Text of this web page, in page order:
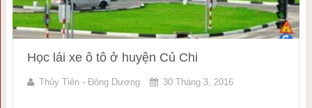
Học lái xe ô tô ở huyện Củ Chi
Thủy Tiên - Đông Dương 30 Tháng 3, 2016